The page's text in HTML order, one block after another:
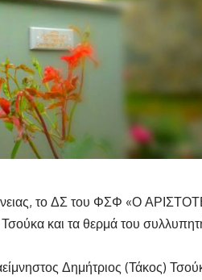
το ΔΣ του ΦΣΦ «Ο
και τα θερμά του
Δημήτριος (Τάκος)